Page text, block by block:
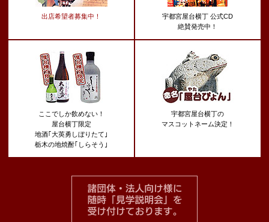
出店希望者募集中！
宇都宮屋台横丁 公式CD
絶賛発売中！
ここでしか飲めない！
屋台横丁限定
地酒｢大英勇しぼりたて｣
栃木の地焼酎｢しらそう｣
宇都宮屋台横丁の
マスコットネーム決定！